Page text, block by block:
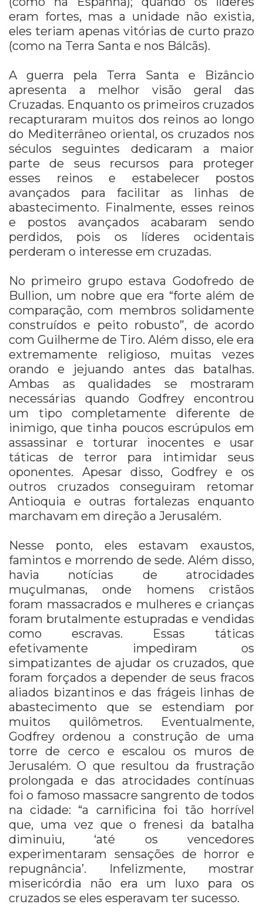
eram fortes, mas a unidade não existia,
eles teriam apenas vitórias de curto prazo
(como na Terra Santa e nos Bálcãs).
A guerra pela Terra Santa e Bizâncio
apresenta a melhor visão geral das
Cruzadas. Enquanto os primeiros cruzados
recapturaram muitos dos reinos ao longo
do Mediterrâneo oriental, os cruzados nos
séculos seguintes dedicaram a maior
parte de seus recursos para proteger
esses reinos e estabelecer postos
avançados para facilitar as linhas de
abastecimento. Finalmente, esses reinos
e postos avançados acabaram sendo
perdidos, pois os líderes ocidentais
perderam o interesse em cruzadas.
No primeiro grupo estava Godofredo de
Bullion, um nobre que era “forte além de
comparação, com membros solidamente
construídos e peito robusto”, de acordo
com Guilherme de Tiro. Além disso, ele era
extremamente religioso, muitas vezes
orando e jejuando antes das batalhas.
Ambas as qualidades se mostraram
necessárias quando Godfrey encontrou
um tipo completamente diferente de
inimigo, que tinha poucos escrúpulos em
assassinar e torturar inocentes e usar
táticas de terror para intimidar seus
oponentes. Apesar disso, Godfrey e os
outros cruzados conseguiram retomar
Antioquia e outras fortalezas enquanto
marchavam em direção a Jerusalém.
Nesse ponto, eles estavam exaustos,
famintos e morrendo de sede. Além disso,
havia notícias de atrocidades
muçulmanas, onde homens cristãos
foram massacrados e mulheres e crianças
foram brutalmente estupradas e vendidas
como escravas. Essas táticas
efetivamente impediram os
simpatizantes de ajudar os cruzados, que
foram forçados a depender de seus fracos
aliados bizantinos e das frágeis linhas de
abastecimento que se estendiam por
muitos quilômetros. Eventualmente,
Godfrey ordenou a construção de uma
torre de cerco e escalou os muros de
Jerusalém. O que resultou da frustração
prolongada e das atrocidades contínuas
foi o famoso massacre sangrento de todos
na cidade: “a carnificina foi tão horrível
que, uma vez que o frenesi da batalha
diminuiu, ‘até os vencedores
experimentaram sensações de horror e
repugnância’. Infelizmente, mostrar
misericórdia não era um luxo para os
cruzados se eles esperavam ter sucesso.